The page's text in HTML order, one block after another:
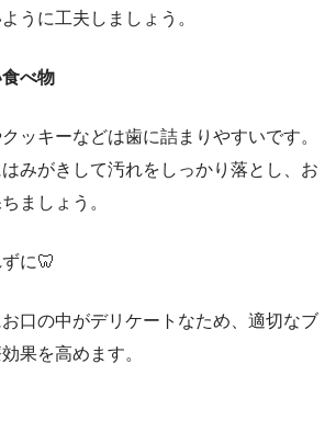
うに工夫しましょう。
べ物
ッキーなどは歯に詰まりやすいです。
みがきして汚れをしっかり落とし、お
ましょう。
に🦷
口の中がデリケートなため、適切なブ
果を高めます。